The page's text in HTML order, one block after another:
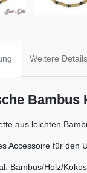
Weitere Details
Bambus
aus leichten
Accessoire für den
Bambus/Holz/